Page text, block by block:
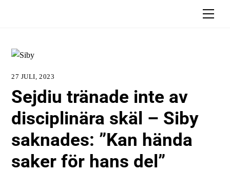
27 JULI, 2023
Sejdiu tränade inte av
disciplinära skäl – Siby
saknades: ”Kan hända
saker för hans del”